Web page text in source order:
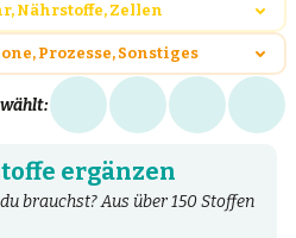
Nährstoffe, Zellen
Prozesse, Sonstiges
ergänzen
brauchst? Aus über 150 Stoffen